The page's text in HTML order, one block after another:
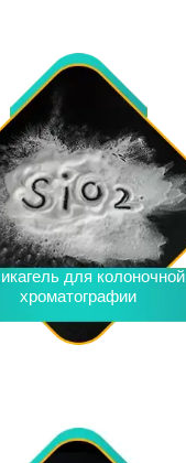
для колоночной
хроматографии